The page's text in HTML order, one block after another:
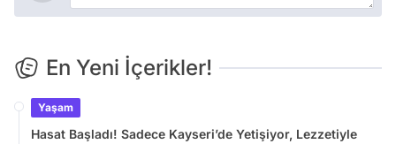
En Yeni İçerikler!
Yaşam
Hasat Başladı! Sadece Kayseri’de Yetişiyor, Lezzetiyle